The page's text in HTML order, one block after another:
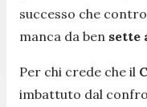
successo che
manca da ben sette
Per chi crede che il
imbattuto dal